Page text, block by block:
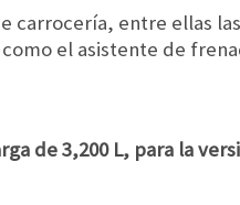
carrocería, entre ellas
el asistente de
de 3,200 L, para la